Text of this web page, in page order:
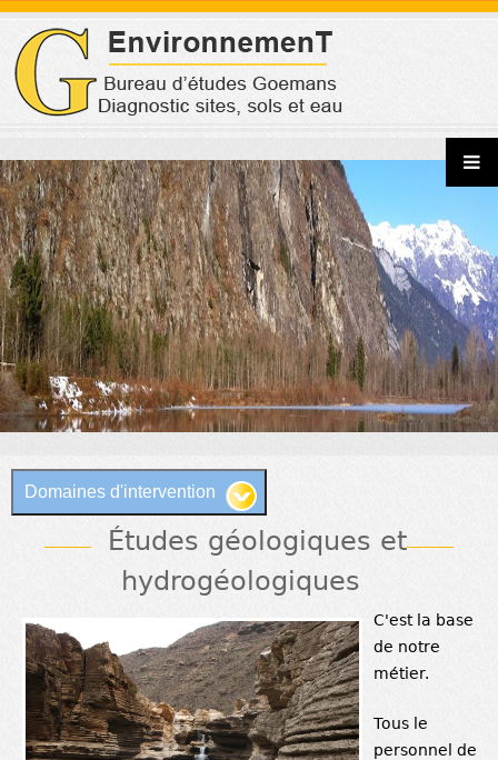
Jump to navigation
Domaines d'intervention
Études géologiques et
hydrogéologiques
C'est la base
de notre
métier.
Tous le
personnel de